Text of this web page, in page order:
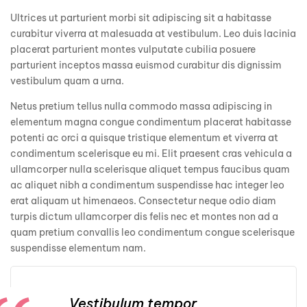
Ultrices ut parturient morbi sit adipiscing sit a habitasse
curabitur viverra at malesuada at vestibulum. Leo duis lacinia
placerat parturient montes vulputate cubilia posuere
parturient inceptos massa euismod curabitur dis dignissim
vestibulum quam a urna.
Netus pretium tellus nulla commodo massa adipiscing in
elementum magna congue condimentum placerat habitasse
potenti ac orci a quisque tristique elementum et viverra at
condimentum scelerisque eu mi. Elit praesent cras vehicula a
ullamcorper nulla scelerisque aliquet tempus faucibus quam
ac aliquet nibh a condimentum suspendisse hac integer leo
erat aliquam ut himenaeos. Consectetur neque odio diam
turpis dictum ullamcorper dis felis nec et montes non ad a
quam pretium convallis leo condimentum congue scelerisque
suspendisse elementum nam.
Vestibulum tempor